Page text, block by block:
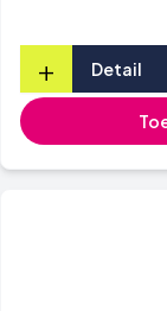
+ Detail